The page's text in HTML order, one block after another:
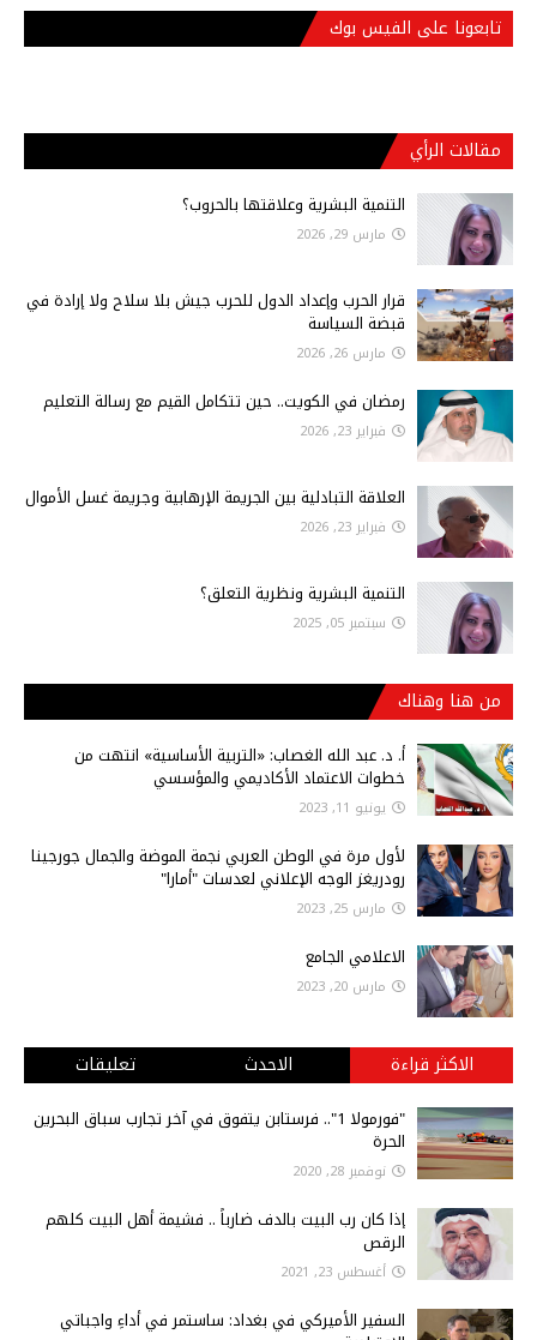
تابعونا على الفيس بوك
مقالات الرأي
التنمية البشرية وعلاقتها بالحروب؟
مارس 29, 2026
قرار الحرب وإعداد الدول للحرب جيش بلا سلاح ولا إرادة في
قبضة السياسة
مارس 26, 2026
رمضان في الكويت.. حين تتكامل القيم مع رسالة التعليم
فبراير 23, 2026
العلاقة التبادلية بين الجريمة الإرهابية وجريمة غسل الأموال
فبراير 23, 2026
التنمية البشرية ونظرية التعلق؟
سبتمبر 05, 2025
من هنا وهناك
أ‌. د. عبد الله الغصاب: «التربية الأساسية» انتهت من
خطوات الاعتماد الأكاديمي والمؤسسي
يونيو 11, 2023
لأول مرة في الوطن العربي نجمة الموضة والجمال جورجينا
رودريغز الوجه الإعلاني لعدسات "أمارا"
مارس 25, 2023
الاعلامي الجامع
مارس 20, 2023
الاكثر قراءة الاحدث تعليقات
"فورمولا 1".. فرستابن يتفوق في آخر تجارب سباق البحرين
الحرة
نوفمبر 28, 2020
إذا كان رب البيت بالدف ضارباً .. فشيمة أهل البيت كلهم
الرقص
أغسطس 23, 2021
السفير الأميركي في بغداد: ساستمر في أداءِ واجباتي